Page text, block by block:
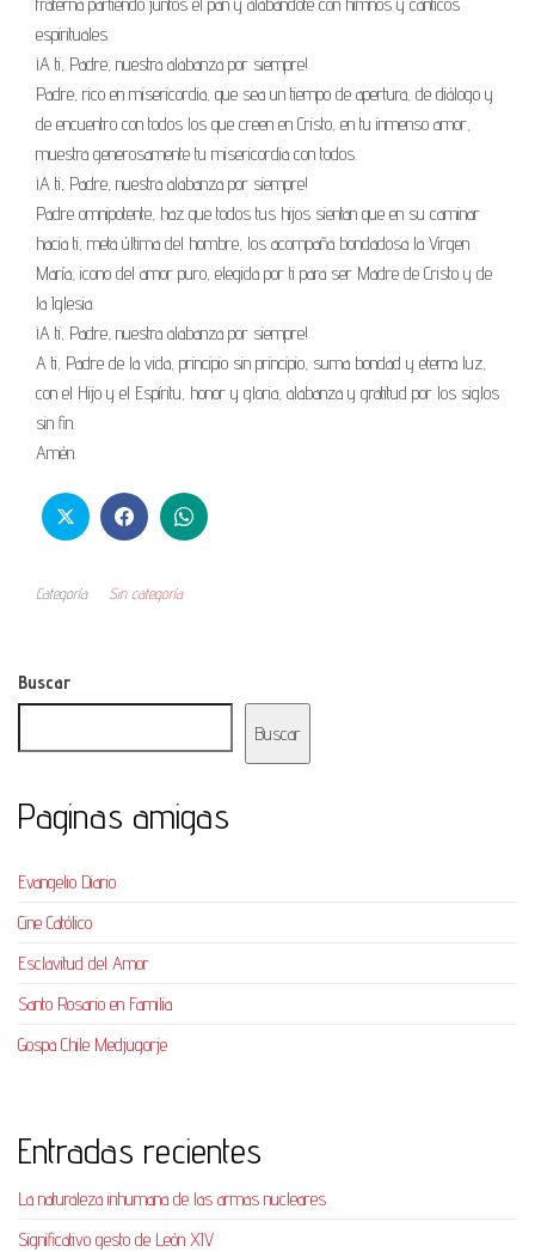
fraterna partiendo juntos el pan y alabándote con himnos y cánticos
espirituales.
¡A ti, Padre, nuestra alabanza por siempre!
Padre, rico en misericordia, que sea un tiempo de apertura, de diálogo y
de encuentro con todos los que creen en Cristo, en tu inmenso amor,
muestra generosamente tu misericordia con todos.
¡A ti, Padre, nuestra alabanza por siempre!
Padre omnipotente, haz que todos tus hijos sientan que en su caminar
hacia ti, meta última del hombre, los acompaña bondadosa la Virgen
María, icono del amor puro, elegida por ti para ser Madre de Cristo y de
la Iglesia.
¡A ti, Padre, nuestra alabanza por siempre!
A ti, Padre de la vida, principio sin principio, suma bondad y eterna luz,
con el Hijo y el Espíritu, honor y gloria, alabanza y gratitud por los siglos
sin fin.
Amén.
Categoría Sin categoría
Buscar
Buscar
Paginas amigas
Evangelio Diario
Cine Católico
Esclavitud del Amor
Santo Rosario en Familia
Gospa Chile Medjugorje
Entradas recientes
La naturaleza inhumana de las armas nucleares
Significativo gesto de León XIV